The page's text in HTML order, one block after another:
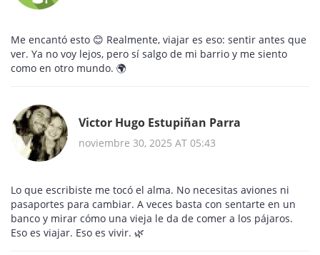
Me encantó esto 😊 Realmente, viajar es eso: sentir antes que
ver. Ya no voy lejos, pero sí salgo de mi barrio y me siento
como en otro mundo. 🌍
Victor Hugo Estupiñan Parra
noviembre 30, 2025 AT 05:43
Lo que escribiste me tocó el alma. No necesitas aviones ni
pasaportes para cambiar. A veces basta con sentarte en un
banco y mirar cómo una vieja le da de comer a los pájaros.
Eso es viajar. Eso es vivir. 🌿